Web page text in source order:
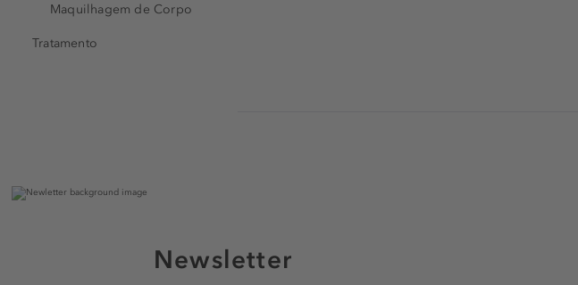
Maquilhagem de Corpo
Tratamento
Newsletter